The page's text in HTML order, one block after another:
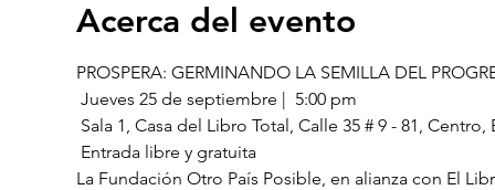
Acerca del evento
PROSPERA: GERMINANDO LA SEMILLA DEL
Jueves 25 de septiembre |  5:00 pm
Sala 1, Casa del Libro Total, Calle 35 # 9 - 81, Centro,
Entrada libre y gratuita
La Fundación Otro País Posible, en alianza con El